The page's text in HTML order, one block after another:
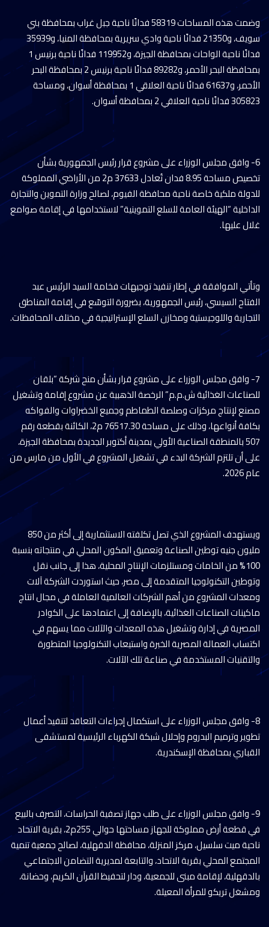
وضمت هذه المساحات 58319 فدانًا ناحية جبل غراب بمحافظة بني
سويف، و21350 فدانًا ناحية وادي سريرية بمحافظة المنيا، و35939
فدانًا ناحية الواحات بمحافظة الجيزة، و119952 فدانًا ناحية برنيس 1
بمحافظة البحر الأحمر، و89282 فدانًا ناحية برنيس 2 بمحافظة البحر
الأحمر، و61637 فدانًا ناحية العلاقي 1 بمحافظة أسوان، ومساحة
305823 فدانًا ناحية العلاقي 2 بمحافظة أسوان.
6- وافق مجلس الوزراء على مشروع قرار رئيس الجمهورية بشأن
تخصيص مساحة 8.95 فدان تُعادل 37633 م2 من الأراضي المملوكة
للدولة ملكية خاصة ناحية محافظة الفيوم، لصالح وزارة التموين والتجارة
الداخلية “الهيئة العامة للسلع التموينية” لاستخدامها في إقامة صوامع
غلال عليها.
وتأتي الموافقة في إطار تنفيذ توجيهات فخامة السيد الرئيس عبد
الفتاح السيسي، رئيس الجمهورية، بضرورة التوسّع في إقامة المناطق
التجارية واللوجيستية ومخازن السلع الإستراتيجية في مختلف المحافظات.
7- وافق مجلس الوزراء على مشروع قرار بشأن منح شركة “بلقان
للصناعات الغذائية ش.م.م” الرخصة الذهبية عن مشروع إقامة وتشغيل
مصنع لإنتاج مركزات وصلصة الطماطم وجميع الخضراوات والفواكه
بكافة أنواعها، وذلك على مساحة 76517.30 م2، الكائنة بقطعة رقم
507 بالمنطقة الصناعية الأولي بمدينة أكتوبر الجديدة بمحافظة الجيزة،
على أن تلتزم الشركة البدء في تشغيل المشروع في الأول من مارس من
عام 2026.
ويستهدف المشروع الذي تصل تكلفته الاستثمارية إلى أكثر من 850
مليون جنيه توطين الصناعة وتعميق المكون المحلي في منتجاته بنسبة
100% من الخامات ومستلزمات الإنتاج المحلية، هذا إلى جانب نقل
وتوطين التكنولوجيا المتقدمة إلى مصر، حيث استوردت الشركة آلات
ومعدات المشروع من أهم الشركات العالمية العاملة في مجال انتاج
ماكينات الصناعات الغذائية، بالإضافة إلى اعتمادها على الكوادر
المصرية في إدارة وتشغيل هذه المعدات والآلات مما يسهم في
اكتساب العمالة المصرية الخبرة واستيعاب التكنولوجيا المتطورة
والتقنيات المستخدمة في صناعة تلك الآلات.
8- وافق مجلس الوزراء على استكمال إجراءات التعاقد لتنفيذ أعمال
تطوير وترميم البدروم وإحلال شبكة الكهرباء الرئيسية لمستشفى
القباري بمحافظة الإسكندرية.
9- وافق مجلس الوزراء على طلب جهاز تصفية الحراسات، التصرف بالبيع
في قطعة أرض مملوكة للجهاز مساحتها حوالي 255م2، بقرية الاتحاد
ناحية ميت سلسيل، مركز المنزلة، محافظة الدقهلية، لصالح جمعية تنمية
المجتمع المحلي بقرية الاتحاد، والتابعة لمديرية التضامن الاجتماعي
بالدقهلية، لإقامة مبنى للجمعية، ودار لتحفيظ القرآن الكريم، وحضانة،
ومشغل تريكو للمرأة المعيلة.